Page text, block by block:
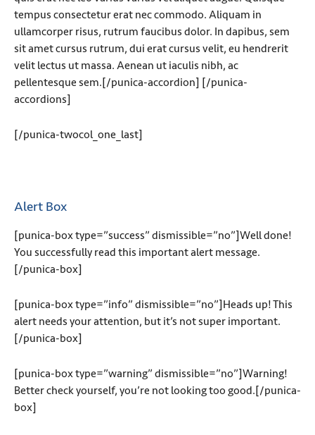
tempus consectetur erat nec commodo. Aliquam in
ullamcorper risus, rutrum faucibus dolor. In dapibus, sem
sit amet cursus rutrum, dui erat cursus velit, eu hendrerit
velit lectus ut massa. Aenean ut iaculis nibh, ac
pellentesque sem.[/punica-accordion] [/punica-
accordions]
[/punica-twocol_one_last]
Alert Box
[punica-box type=”success” dismissible=”no”]Well done!
You successfully read this important alert message.
[/punica-box]
[punica-box type=”info” dismissible=”no”]Heads up! This
alert needs your attention, but it’s not super important.
[/punica-box]
[punica-box type=”warning” dismissible=”no”]Warning!
Better check yourself, you’re not looking too good.[/punica-
box]